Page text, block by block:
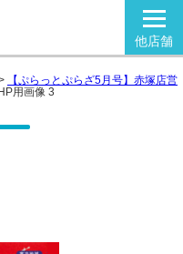
他店舗
【ぷらっとぷらざ5月号】赤塚店営
用画像 3